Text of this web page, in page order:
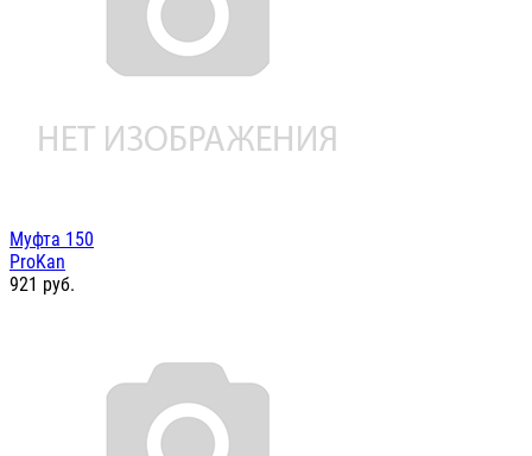
Муфта 150
ProKan
921 руб.